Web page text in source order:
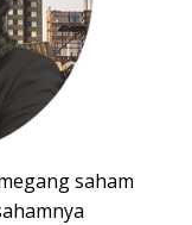
saham